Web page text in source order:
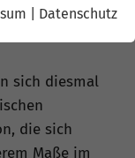
Datenschutz
sich diesmal
die sich
Maße im